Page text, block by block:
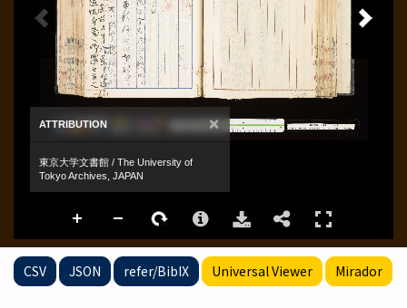
CSV JSON refer/BibIX Universal Viewer Mirador